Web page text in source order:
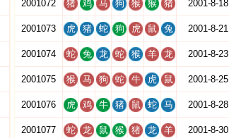
2001072 猪 鸡 马 狗 猴 猴 猪 2001-8-18
2001073 虎 猪 蛇 狗 虎 鼠 兔 2001-8-21
2001074 蛇 兔 龙 蛇 猴 羊 龙 2001-8-23
2001075 猴 马 狗 蛇 牛 虎 鼠 2001-8-25
2001076 虎 鸡 牛 猪 鼠 蛇 马 2001-8-28
2001077 蛇 龙 鼠 猴 猪 龙 羊 2001-8-30